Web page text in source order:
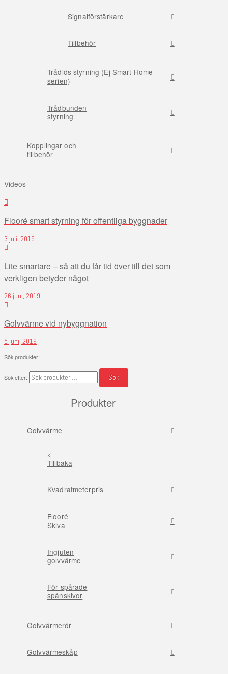
Signalförstärkare
Tillbehör
Trådlös styrning (Ej Smart Home-
serien)
Trådbunden
styrning
Kopplingar och
tillbehör
Videos
Flooré smart styrning för offentliga byggnader
3 juli, 2019
Lite smartare – så att du får tid över till det som
verkligen betyder något
26 juni, 2019
Golvvärme vid nybyggnation
5 juni, 2019
Sök produkter:
Sök efter: Sök
Produkter
Golvvärme
<
Tillbaka
Kvadratmeterpris
Flooré
Skiva
Ingjuten
golvvärme
För spårade
spånskivor
Golvvärmerör
Golvvärmeskåp